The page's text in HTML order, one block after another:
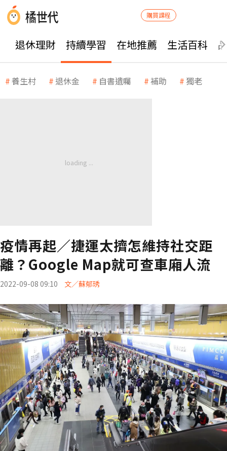
購買課程
退休理財 持續學習 在地推薦 生活百科
養生村 退休金 自書遺囑 補助 獨老
疫情再起／捷運太擠怎維持社交距
離？Google Map就可查車廂人流
2022-09-08 09:10 文／蘇郁琇